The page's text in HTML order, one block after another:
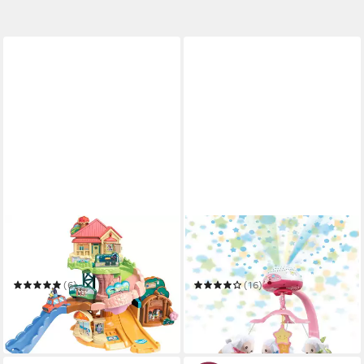
Spielwelt Tut Tut Baby
Flitzer - Blueys Familienhaus
(6)
ab 40,26 € UVP49,99 €
-19%
in 1-2 Werktagen bei dir
VTECH®
Mobile Vtech Baby,
Schäfchen-Mobile pink
(16)
ab 41,27 €
in 1-2 Werktagen bei dir